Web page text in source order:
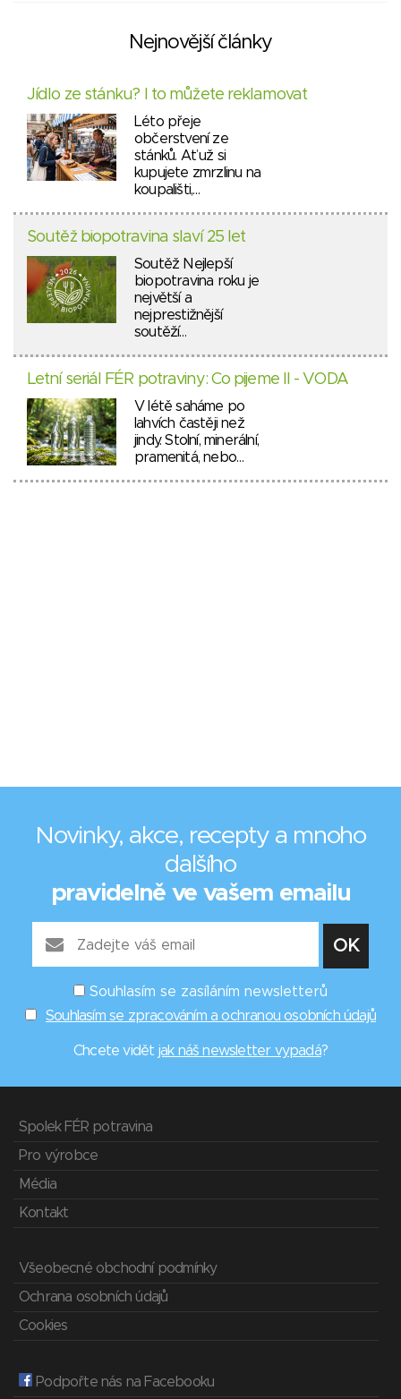
Nejnovější články
Jídlo ze stánku? I to můžete reklamovat
Léto přeje
občerstvení ze
stánků. Ať už si
kupujete zmrzlinu na
koupališti,…
Soutěž biopotravina slaví 25 let
Soutěž Nejlepší
biopotravina roku je
největší a
nejprestižnější
soutěží…
Letní seriál FÉR potraviny: Co pijeme II - VODA
V létě saháme po
lahvích častěji než
jindy. Stolní, minerální,
pramenitá, nebo…
Novinky, akce, recepty a mnoho
dalšího
pravidelně ve vašem emailu
Souhlasím se zasíláním newsletterů
Souhlasím se zpracováním a ochranou osobních údajů
Chcete vidět jak náš newsletter vypadá?
Spolek FÉR potravina
Pro výrobce
Média
Kontakt
Všeobecné obchodní podmínky
Ochrana osobních údajů
Cookies
Podpořte nás na Facebooku